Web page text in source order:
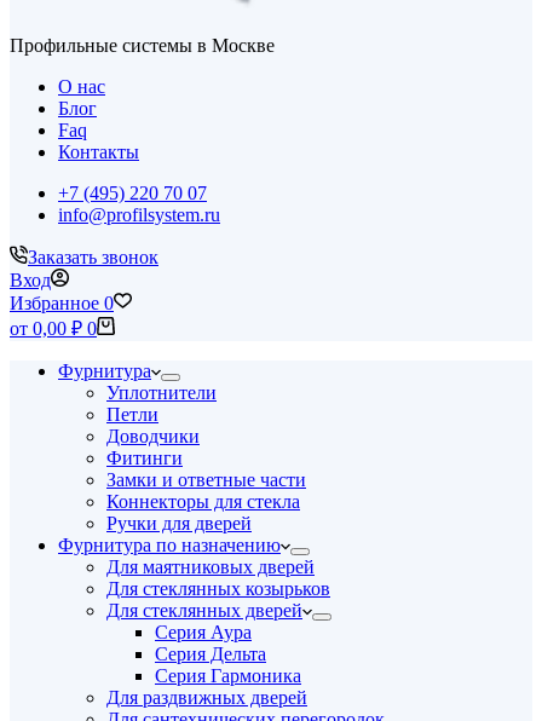
Профильные системы в Москве
О нас
Блог
Faq
Контакты
+7 (495) 220 70 07
info@profilsystem.ru
Заказать звонок
Вход
Избранное 0
Корзина
от 0,00 ₽ 0
Фурнитура
Уплотнители
Петли
Доводчики
Фитинги
Замки и ответные части
Коннекторы для стекла
Ручки для дверей
Фурнитура по назначению
Для маятниковых дверей
Для стеклянных козырьков
Для стеклянных дверей
Серия Аура
Серия Дельта
Серия Гармоника
Для раздвижных дверей